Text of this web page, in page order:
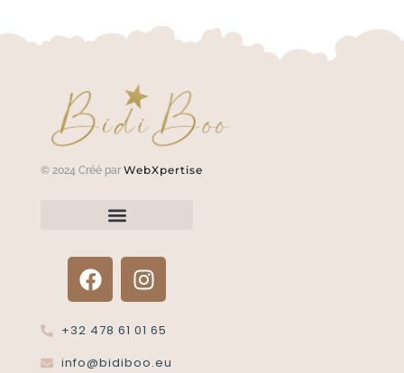
© 2024 Créé par WebXpertise
+32 478 61 01 65
info@bidiboo.eu